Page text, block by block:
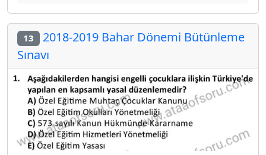
13 2018-2019 Bahar Dönemi Bütünleme
Sınavı